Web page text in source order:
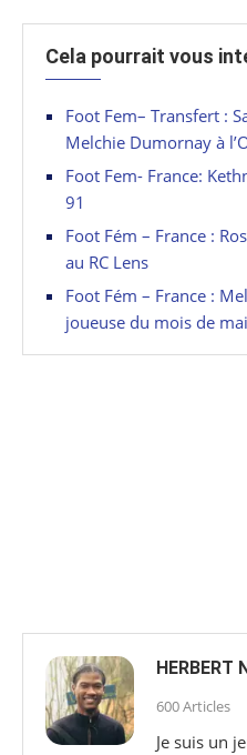
Cela pourrait vous
Foot Fem– Transfert :
Melchie Dumornay à
Foot Fem- France:
91
Foot Fém – France :
au RC Lens
Foot Fém – France :
joueuse du mois de
HERBERT
600 Articles
Je suis un